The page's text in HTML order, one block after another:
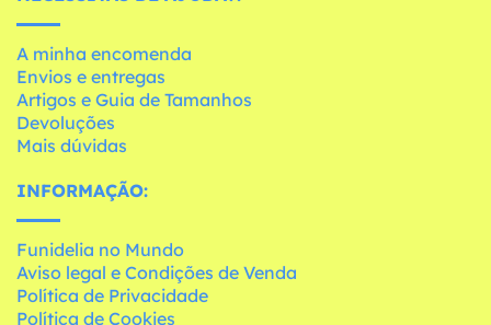
A minha encomenda
Envios e entregas
Artigos e Guia de Tamanhos
Devoluções
Mais dúvidas
INFORMAÇÃO:
Funidelia no Mundo
Aviso legal e Condições de Venda
Política de Privacidade
Política de Cookies